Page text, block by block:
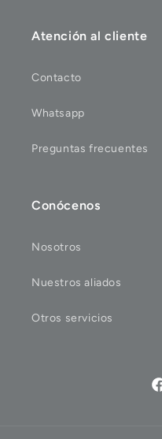
Atención al cliente
Contacto
Whatsapp
Preguntas frecuentes
Conócenos
Nosotros
Nuestros aliados
Otros servicios